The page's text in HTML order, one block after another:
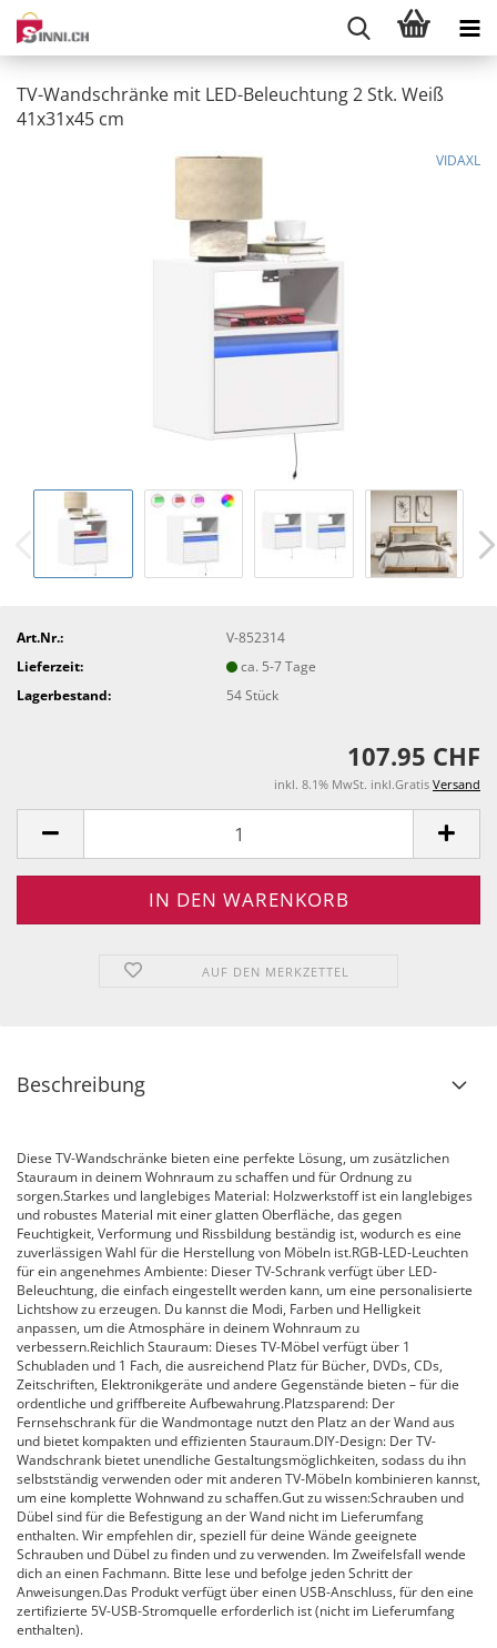
TV-Wandschränke mit LED-Beleuchtung 2 Stk. Weiß
41x31x45 cm
VIDAXL
Art.Nr.:
V-852314
Lieferzeit:
ca. 5-7 Tage
Lagerbestand:
54Stück
107.95 CHF
inkl. 8.1% MwSt. inkl.Gratis Versand
AUF DEN MERKZETTEL
Beschreibung
Diese TV-Wandschränke bieten eine perfekte Lösung, um zusätzlichen
Stauraum in deinem Wohnraum zu schaffen und für Ordnung zu
sorgen.Starkes und langlebiges Material: Holzwerkstoff ist ein langlebiges
und robustes Material mit einer glatten Oberfläche, das gegen
Feuchtigkeit, Verformung und Rissbildung beständig ist, wodurch es eine
zuverlässigen Wahl für die Herstellung von Möbeln ist.RGB-LED-Leuchten
für ein angenehmes Ambiente: Dieser TV-Schrank verfügt über LED-
Beleuchtung, die einfach eingestellt werden kann, um eine personalisierte
Lichtshow zu erzeugen. Du kannst die Modi, Farben und Helligkeit
anpassen, um die Atmosphäre in deinem Wohnraum zu
verbessern.Reichlich Stauraum: Dieses TV-Möbel verfügt über 1
Schubladen und 1 Fach, die ausreichend Platz für Bücher, DVDs, CDs,
Zeitschriften, Elektronikgeräte und andere Gegenstände bieten – für die
ordentliche und griffbereite Aufbewahrung.Platzsparend: Der
Fernsehschrank für die Wandmontage nutzt den Platz an der Wand aus
und bietet kompakten und effizienten Stauraum.DIY-Design: Der TV-
Wandschrank bietet unendliche Gestaltungsmöglichkeiten, sodass du ihn
selbstständig verwenden oder mit anderen TV-Möbeln kombinieren kannst,
um eine komplette Wohnwand zu schaffen.Gut zu wissen:Schrauben und
Dübel sind für die Befestigung an der Wand nicht im Lieferumfang
enthalten. Wir empfehlen dir, speziell für deine Wände geeignete
Schrauben und Dübel zu finden und zu verwenden. Im Zweifelsfall wende
dich an einen Fachmann. Bitte lese und befolge jeden Schritt der
Anweisungen.Das Produkt verfügt über einen USB-Anschluss, für den eine
zertifizierte 5V-USB-Stromquelle erforderlich ist (nicht im Lieferumfang
enthalten).